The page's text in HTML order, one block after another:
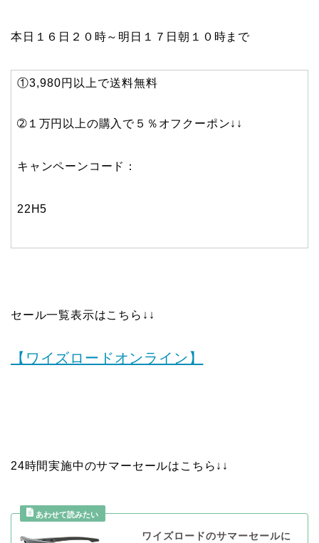
本日１６日２０時～明日１７日朝１０時まで
①3,980円以上で送料無料
➁１万円以上の購入で５％オフクーポン↓↓
キャンペーンコード：
22H5
セール一覧表示はこちら↓↓
【ワイズロードオンライン】
24時間実施中のサマーセールはこちら↓↓
ワイズロードのサマーセールに